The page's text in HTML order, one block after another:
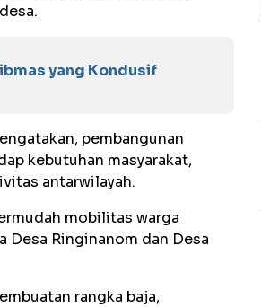
yang Kondusif
pembangunan
kebutuhan masyarakat,
antarwilayah.
mobilitas warga
Desa Ringinanom dan Desa
rangka baja,